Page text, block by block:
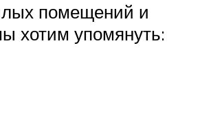
помещений и
хотим упомянуть: